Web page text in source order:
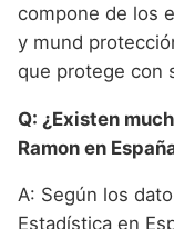
compone de los
y mund
que protege con
Q: ¿Existen
Ramon en
A: Según los
Estadística en